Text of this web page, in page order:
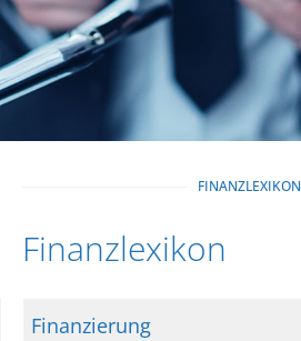
FINANZLEXIKON
Finanzlexikon
Finanzierung